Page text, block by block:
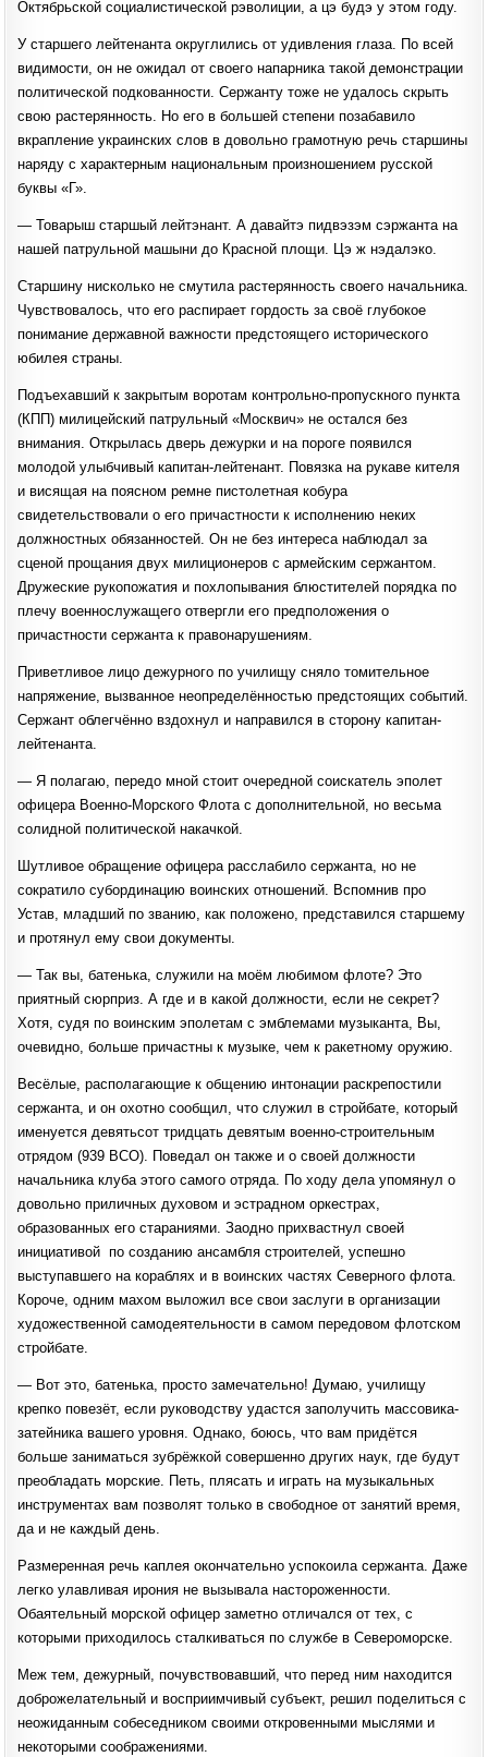
Октябрьской социалистической рэволиции, а цэ будэ у этом году.
У старшего лейтенанта округлились от удивления глаза. По всей
видимости, он не ожидал от своего напарника такой демонстрации
политической подкованности. Сержанту тоже не удалось скрыть
свою растерянность. Но его в большей степени позабавило
вкрапление украинских слов в довольно грамотную речь старшины
наряду с характерным национальным произношением русской
буквы «Г».
— Товарыш старшый лейтэнант. А давайтэ пидвэзэм сэржанта на
нашей патрульной машыни до Красной площи. Цэ ж нэдалэко.
Старшину нисколько не смутила растерянность своего начальника.
Чувствовалось, что его распирает гордость за своё глубокое
понимание державной важности предстоящего исторического
юбилея страны.
Подъехавший к закрытым воротам контрольно-пропускного пункта
(КПП) милицейский патрульный «Москвич» не остался без
внимания. Открылась дверь дежурки и на пороге появился
молодой улыбчивый капитан-лейтенант. Повязка на рукаве кителя
и висящая на поясном ремне пистолетная кобура
свидетельствовали о его причастности к исполнению неких
должностных обязанностей. Он не без интереса наблюдал за
сценой прощания двух милиционеров с армейским сержантом.
Дружеские рукопожатия и похлопывания блюстителей порядка по
плечу военнослужащего отвергли его предположения о
причастности сержанта к правонарушениям.
Приветливое лицо дежурного по училищу сняло томительное
напряжение, вызванное неопределённостью предстоящих событий.
Сержант облегчённо вздохнул и направился в сторону капитан-
лейтенанта.
— Я полагаю, передо мной стоит очередной соискатель эполет
офицера Военно-Морского Флота с дополнительной, но весьма
солидной политической накачкой.
Шутливое обращение офицера расслабило сержанта, но не
сократило субординацию воинских отношений. Вспомнив про
Устав, младший по званию, как положено, представился старшему
и протянул ему свои документы.
— Так вы, батенька, служили на моём любимом флоте? Это
приятный сюрприз. А где и в какой должности, если не секрет?
Хотя, судя по воинским эполетам с эмблемами музыканта, Вы,
очевидно, больше причастны к музыке, чем к ракетному оружию.
Весёлые, располагающие к общению интонации раскрепостили
сержанта, и он охотно сообщил, что служил в стройбате, который
именуется девятьсот тридцать девятым военно-строительным
отрядом (939 ВСО). Поведал он также и о своей должности
начальника клуба этого самого отряда. По ходу дела упомянул о
довольно приличных духовом и эстрадном оркестрах,
образованных его стараниями. Заодно прихвастнул своей
инициативой по созданию ансамбля строителей, успешно
выступавшего на кораблях и в воинских частях Северного флота.
Короче, одним махом выложил все свои заслуги в организации
художественной самодеятельности в самом передовом флотском
стройбате.
— Вот это, батенька, просто замечательно! Думаю, училищу
крепко повезёт, если руководству удастся заполучить массовика-
затейника вашего уровня. Однако, боюсь, что вам придётся
больше заниматься зубрёжкой совершенно других наук, где будут
преобладать морские. Петь, плясать и играть на музыкальных
инструментах вам позволят только в свободное от занятий время,
да и не каждый день.
Размеренная речь каплея окончательно успокоила сержанта. Даже
легко улавливая ирония не вызывала настороженности.
Обаятельный морской офицер заметно отличался от тех, с
которыми приходилось сталкиваться по службе в Североморске.
Меж тем, дежурный, почувствовавший, что перед ним находится
доброжелательный и восприимчивый субъект, решил поделиться с
неожиданным собеседником своими откровенными мыслями и
некоторыми соображениями.